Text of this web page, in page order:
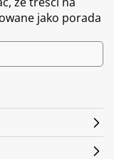
jako porada